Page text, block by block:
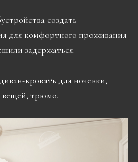
создать
для комфортного проживания
задержаться.
кровать для ночевки,
вещей, трюмо.